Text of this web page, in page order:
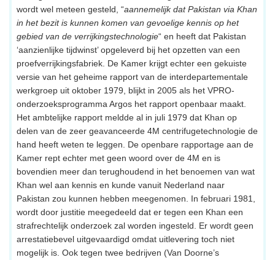
wordt wel meteen gesteld, “aannemelijk dat Pakistan via Khan
in het bezit is kunnen komen van gevoelige kennis op het
gebied van de verrijkingstechnologie“ en heeft dat Pakistan
‘aanzienlijke tijdwinst’ opgeleverd bij het opzetten van een
proefverrijkingsfabriek. De Kamer krijgt echter een gekuiste
versie van het geheime rapport van de interdepartementale
werkgroep uit oktober 1979, blijkt in 2005 als het VPRO-
onderzoeksprogramma Argos het rapport openbaar maakt.
Het ambtelijke rapport meldde al in juli 1979 dat Khan op
delen van de zeer geavanceerde 4M centrifugetechnologie de
hand heeft weten te leggen. De openbare rapportage aan de
Kamer rept echter met geen woord over de 4M en is
bovendien meer dan terughoudend in het benoemen van wat
Khan wel aan kennis en kunde vanuit Nederland naar
Pakistan zou kunnen hebben meegenomen. In februari 1981,
wordt door justitie meegedeeld dat er tegen een Khan een
strafrechtelijk onderzoek zal worden ingesteld. Er wordt geen
arrestatiebevel uitgevaardigd omdat uitlevering toch niet
mogelijk is. Ook tegen twee bedrijven (Van Doorne’s